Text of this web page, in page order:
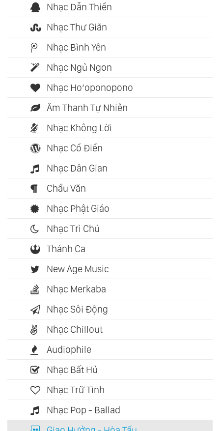
Nhạc Dẫn Thiền
Nhạc Thư Giãn
Nhạc Bình Yên
Nhạc Ngủ Ngon
Nhạc Ho’oponopono
Âm Thanh Tự Nhiên
Nhạc Không Lời
Nhạc Cổ Điển
Nhạc Dân Gian
Chầu Văn
Nhạc Phật Giáo
Nhạc Trì Chú
Thánh Ca
New Age Music
Nhạc Merkaba
Nhạc Sôi Động
Nhạc Chillout
Audiophile
Nhạc Bất Hủ
Nhạc Trữ Tình
Nhạc Pop - Ballad